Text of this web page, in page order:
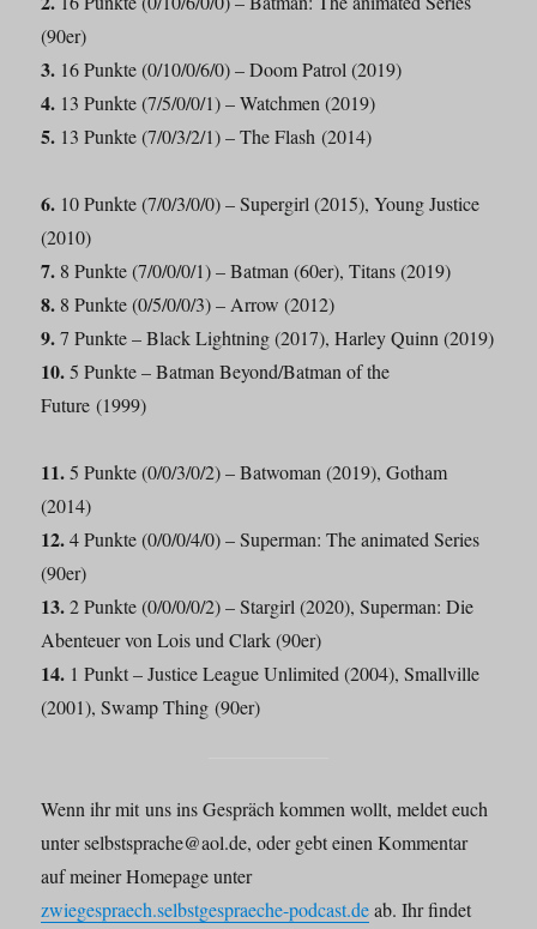
(90er)
3. 16 Punkte (0/10/0/6/0) – Doom Patrol (2019)
4. 13 Punkte (7/5/0/0/1) – Watchmen (2019)
5. 13 Punkte (7/0/3/2/1) – The Flash (2014)
6. 10 Punkte (7/0/3/0/0) – Supergirl (2015), Young Justice
(2010)
7. 8 Punkte (7/0/0/0/1) – Batman (60er), Titans (2019)
8. 8 Punkte (0/5/0/0/3) – Arrow (2012)
9.7 Punkte – Black Lightning (2017), Harley Quinn (2019)
10.5 Punkte – Batman Beyond/Batman of the
Future (1999)
11.5 Punkte (0/0/3/0/2) – Batwoman (2019), Gotham
(2014)
12.4 Punkte (0/0/0/4/0) – Superman: The animated Series
(90er)
13.2 Punkte (0/0/0/0/2) – Stargirl (2020), Superman: Die
Abenteuer von Lois und Clark (90er)
14. 1 Punkt – Justice League Unlimited (2004), Smallville
(2001), Swamp Thing (90er)
Wenn ihr mit uns ins Gespräch kommen wollt, meldet euch
unter selbstsprache@aol.de, oder gebt einen Kommentar
auf meiner Homepage unter
zwiegespraech.selbstgespraeche-podcast.deab. Ihr findet